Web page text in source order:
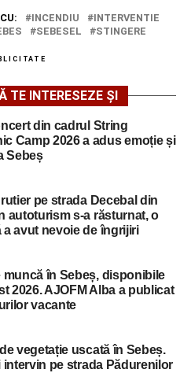
INCENDIU
INTERVENTIE
SEBESEL STINGERE
TE INTERESEZE ȘI
din cadrul String
Camp 2026 a adus emoție și
Sebeș
pe strada Decebal din
autoturism s-a răsturnat, o
a avut nevoie de îngrijiri
muncă în Sebeș, disponibile
2026. AJOFM Alba a publicat
vacante
vegetație uscată în Sebeș.
intervin pe strada Pădurenilor